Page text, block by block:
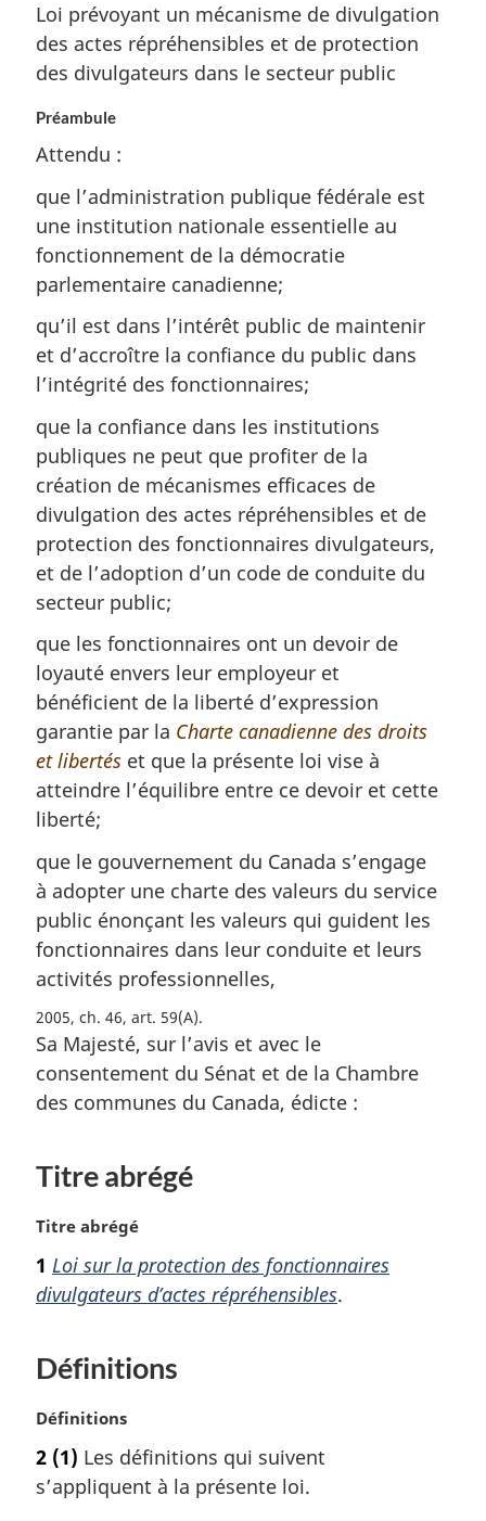
Loi prévoyant un mécanisme de divulgation
des actes répréhensibles et de protection
des divulgateurs dans le secteur public
Préambule
Attendu :
que l’administration publique fédérale est
une institution nationale essentielle au
fonctionnement de la démocratie
parlementaire canadienne;
qu’il est dans l’intérêt public de maintenir
et d’accroître la confiance du public dans
l’intégrité des fonctionnaires;
que la confiance dans les institutions
publiques ne peut que profiter de la
création de mécanismes efficaces de
divulgation des actes répréhensibles et de
protection des fonctionnaires divulgateurs,
et de l’adoption d’un code de conduite du
secteur public;
que les fonctionnaires ont un devoir de
loyauté envers leur employeur et
bénéficient de la liberté d’expression
garantie par la Charte canadienne des droits
et libertés et que la présente loi vise à
atteindre l’équilibre entre ce devoir et cette
liberté;
que le gouvernement du Canada s’engage
à adopter une charte des valeurs du service
public énonçant les valeurs qui guident les
fonctionnaires dans leur conduite et leurs
activités professionnelles,
2005, ch. 46, art. 59(A).
Sa Majesté, sur l’avis et avec le
consentement du Sénat et de la Chambre
des communes du Canada, édicte :
Titre abrégé
N
t
e
r
i
a
l
Titre abrégé
1 Loi sur la protection des fonctionnaires
divulgateurs d’actes répréhensibles.
Définitions
N
t
e
Définitions
2 (1) Les définitions qui suivent
s’appliquent à la présente loi.